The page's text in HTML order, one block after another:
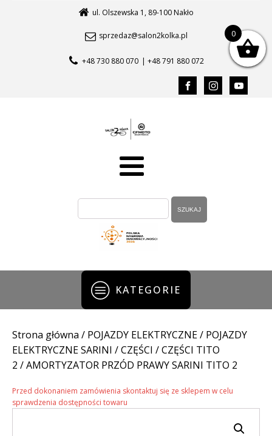
ul. Olszewska 1, 89-100 Nakło
sprzedaz@salon2kolka.pl
+48 730 880 070 | +48 791 880 072
KATEGORIE
Strona główna / POJAZDY ELEKTRYCZNE/ POJAZDY
ELEKTRYCZNE SARINI /CZĘŚCI /CZĘŚCI TITO
2 / AMORTYZATOR PRZÓD PRAWY SARINI TITO 2
Przed dokonaniem zamówienia skontaktuj się ze sklepem w celu
sprawdzenia dostępności towaru
0